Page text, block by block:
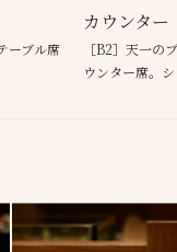
ーブル席
カウンター
［B2］天一の
ウンター席。